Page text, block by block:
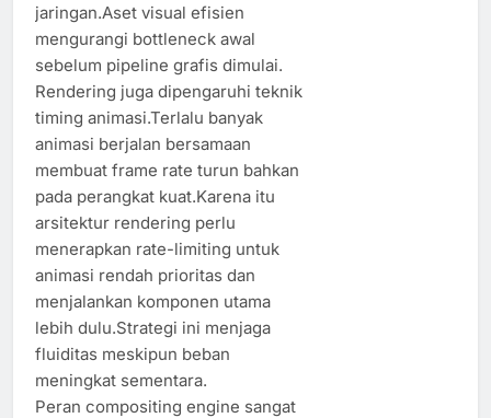
jaringan.Aset visual efisien
mengurangi bottleneck awal
sebelum pipeline grafis dimulai.
Rendering juga dipengaruhi teknik
timing animasi.Terlalu banyak
animasi berjalan bersamaan
membuat frame rate turun bahkan
pada perangkat kuat.Karena itu
arsitektur rendering perlu
menerapkan rate-limiting untuk
animasi rendah prioritas dan
menjalankan komponen utama
lebih dulu.Strategi ini menjaga
fluiditas meskipun beban
meningkat sementara.
Peran compositing engine sangat